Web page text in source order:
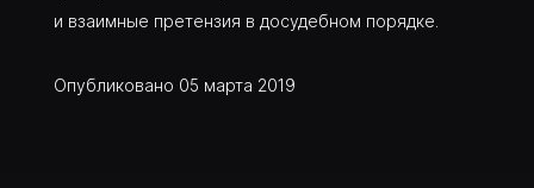
и взаимные претензия в досудебном порядке.
Опубликовано 05 марта 2019